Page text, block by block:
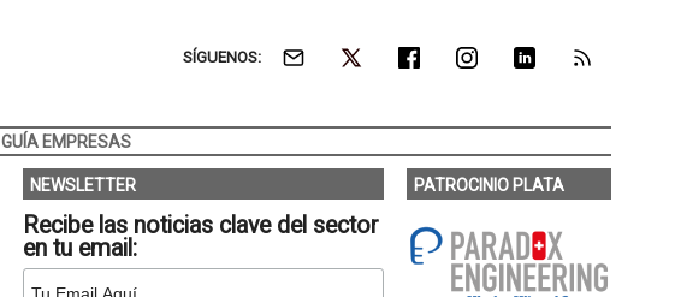
SÍGUENOS:
GUÍA EMPRESAS
NEWSLETTER
Recibe las noticias clave del sector
en tu email:
PATROCINIO PLATA